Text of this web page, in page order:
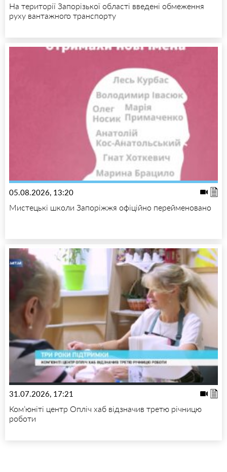
На території Запорізької області введені обмеження
руху вантажного транспорту
05.08.2026, 13:20
Мистецькі школи Запоріжжя офіційно перейменовано
31.07.2026, 17:21
Ком’юніті центр Опліч хаб відзначив третю річницю
роботи